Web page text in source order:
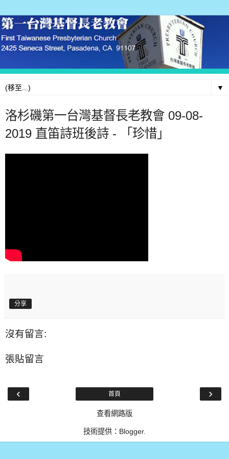
▼
洛杉磯第一台灣基督長老教會 09-08-
2019 直笛詩班後詩 - 「珍惜」
分享
沒有留言:
張貼留言
‹ ›
首頁
查看網路版
技術提供： Blogger.